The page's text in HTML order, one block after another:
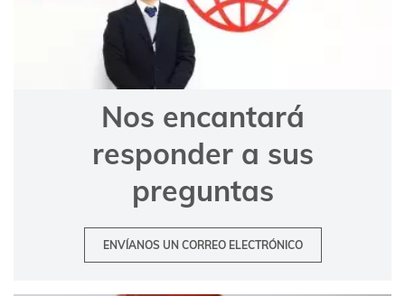
Nos encantará
responder a sus
preguntas
ENVÍANOS UN CORREO ELECTRÓNICO